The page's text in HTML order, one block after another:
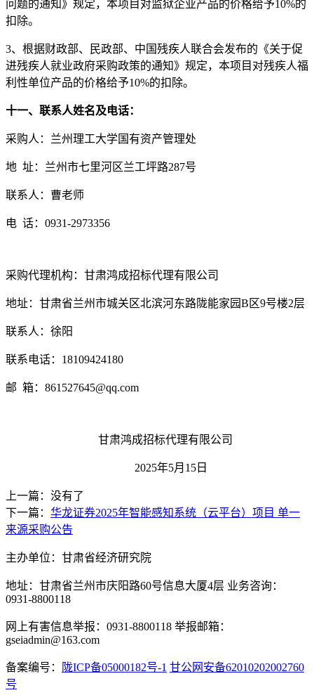
问题的通知》规定，本项目对监狱企业产品的价格给予1 0%的
扣除。
3、 根据财政部、民政部、中国残疾人联合会发布的《关于促
进残疾人就业政府采购政策的通知》规定，本项目对残疾人福
利性单位产品的价格给予10%的扣除。
十一、联系人姓名及电话：
采购人：兰州理工大学国有资产管理处
地 址：兰州市七里河区兰工坪路287号
联系人： 曹老师
电 话： 0931-2973356
采购代理机构：甘肃鸿成招标代理有限公司
地址：甘肃省兰州市城关区北滨河东路陇能家园B区9号楼2层
联系人：徐阳
联系电话： 18109424180
邮 箱： 861527645@qq.com
甘肃鸿成招标代理有限公司
2025年5月 15 日
上一篇：没有了
下一篇： 华龙证券2025年智能感知系统（云平台）项目 单一
来源采购公告
主办单位：甘肃省经济研究院
地址：甘肃省兰州市庆阳路60号信息大厦4层 业务咨询：
0931-8800118
网上有害信息举报：0931-8800118 举报邮箱：
gseiadmin@163.com
备案编号： 陇ICP备05000182号-1 甘公网安备62010202002760
号